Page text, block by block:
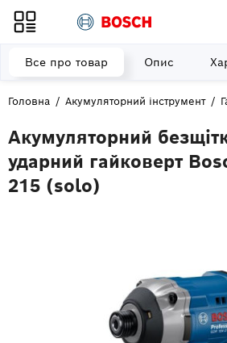
Головна Акумуляторний інструмент
Акумуляторний
ударний гайковерт
215 (solo)
Все про товар Опис